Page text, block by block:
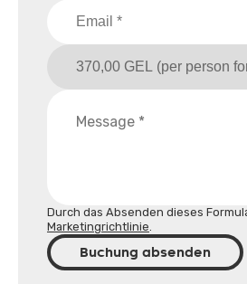
Durch das Absenden dieses
Marketingrichtlinie.
Buchung absenden